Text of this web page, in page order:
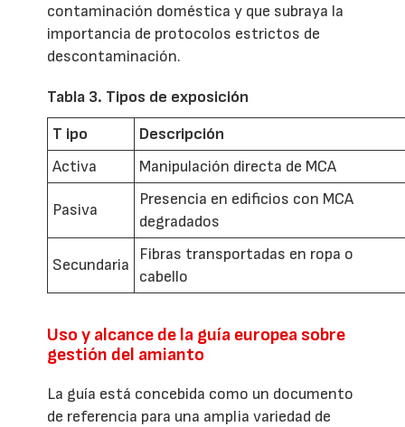
contaminación doméstica y que subraya la
importancia de protocolos estrictos de
descontaminación.
Tabla 3. Tipos de exposición
T ipo
Descripción
Activa
Manipulación directa de MCA
Pasiva
Presencia en edificios con MCA
degradados
Secundaria
Fibras transportadas en ropa o
cabello
Uso y alcance de la guía europea sobre
gestión del amianto
La guía está concebida como un documento
de referencia para una amplia variedad de